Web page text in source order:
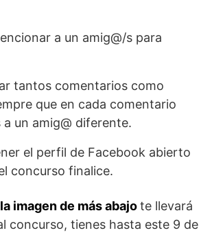
a un amig@/s para
tantos comentarios como
que en cada comentario
a un amig@ diferente.
el perfil de Facebook abierto
concurso finalice.
imagen de más abajote llevará
concurso, tienes hasta este 9 de